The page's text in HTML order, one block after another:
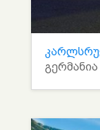
გერმანია